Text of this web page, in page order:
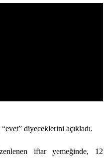
diyeceklerini açıkladı.
iftar yemeğinde, 12